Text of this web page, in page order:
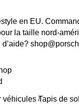
en EU.
la taille nord-
d’aide?
véhicules /Tapis de